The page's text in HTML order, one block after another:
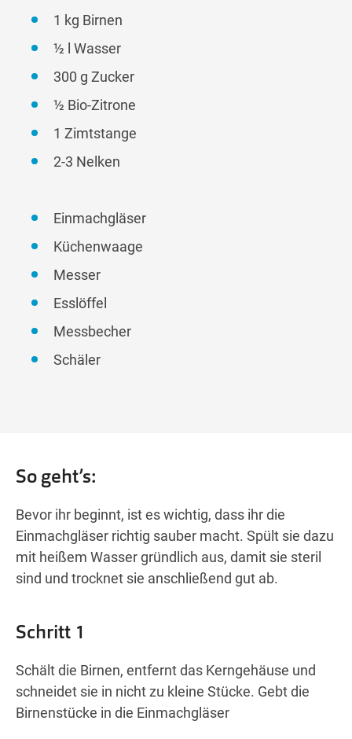
1 kg Birnen
½ l Wasser
300 g Zucker
½ Bio-Zitrone
1 Zimtstange
2-3 Nelken
Einmachgläser
Küchenwaage
Messer
Esslöffel
Messbecher
Schäler
So geht’s:
Bevor ihr beginnt, ist es wichtig, dass ihr die
Einmachgläser richtig sauber macht. Spült sie dazu
mit heißem Wasser gründlich aus, damit sie steril
sind und trocknet sie anschließend gut ab.
Schritt 1
Schält die Birnen, entfernt das Kerngehäuse und
schneidet sie in nicht zu kleine Stücke. Gebt die
Birnenstücke in die Einmachgläser